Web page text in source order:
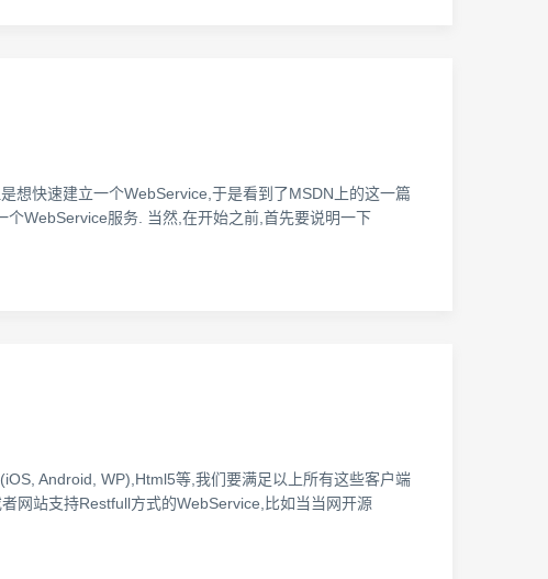
想快速建立一个WebService,于是看到了MSDN上的这一篇
WebService服务. 当然,在开始之前,首先要说明一下
Android, WP),Html5等,我们要满足以上所有这些客户端
网站支持Restfull方式的WebService,比如当当网开源